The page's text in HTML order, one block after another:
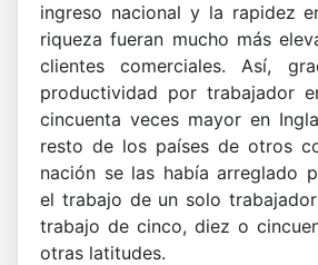
ingreso nacional y la rapidez
riqueza fueran mucho más
clientes comerciales. Así,
productividad por trabajador
cincuenta veces mayor en
resto de los países de otros
nación se las había arreglado
el trabajo de un solo
trabajo de cinco, diez o
otras latitudes.